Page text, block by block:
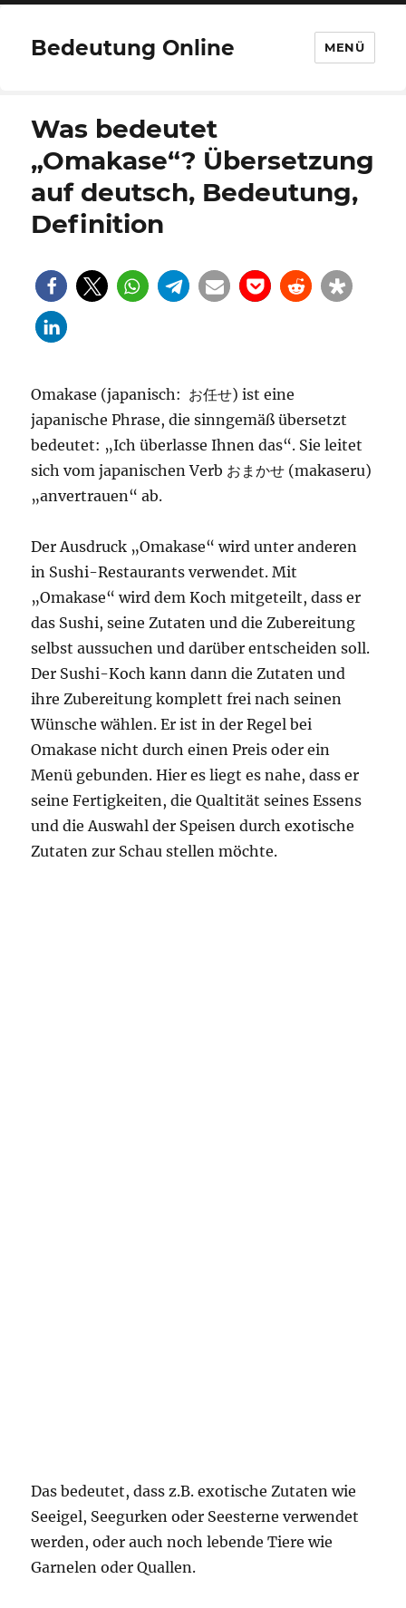
Bedeutung Online MENÜ
Was bedeutet
„Omakase“? Übersetzung
auf deutsch, Bedeutung,
Definition
Omakase (japanisch: お任せ) ist eine
japanische Phrase, die sinngemäß übersetzt
bedeutet: „Ich überlasse Ihnen das“. Sie leitet
sich vom japanischen Verb おまかせ (makaseru)
„anvertrauen“ ab.
Der Ausdruck „Omakase“ wird unter anderen
in Sushi-Restaurants verwendet. Mit
„Omakase“ wird dem Koch mitgeteilt, dass er
das Sushi, seine Zutaten und die Zubereitung
selbst aussuchen und darüber entscheiden soll.
Der Sushi-Koch kann dann die Zutaten und
ihre Zubereitung komplett frei nach seinen
Wünsche wählen. Er ist in der Regel bei
Omakase nicht durch einen Preis oder ein
Menü gebunden. Hier es liegt es nahe, dass er
seine Fertigkeiten, die Qualtität seines Essens
und die Auswahl der Speisen durch exotische
Zutaten zur Schau stellen möchte.
Das bedeutet, dass z.B. exotische Zutaten wie
Seeigel, Seegurken oder Seesterne verwendet
werden, oder auch noch lebende Tiere wie
Garnelen oder Quallen.